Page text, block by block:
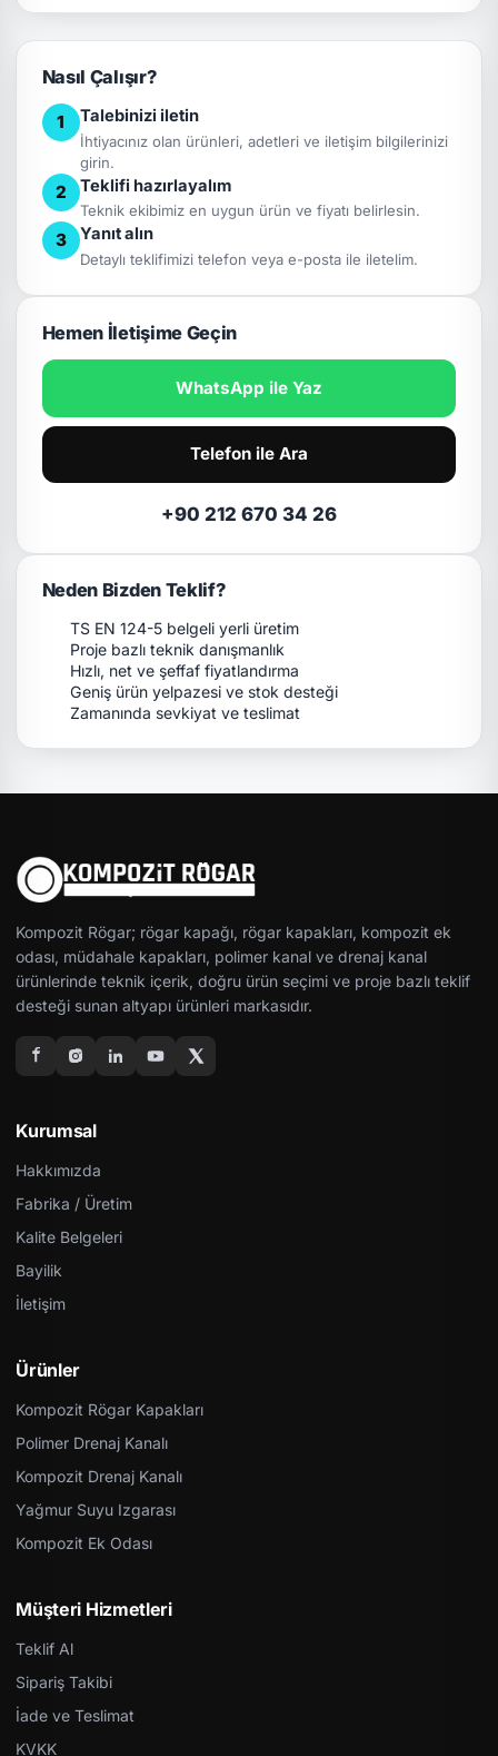
Nasıl Çalışır?
1 Talebinizi iletin
İhtiyacınız olan ürünleri, adetleri ve iletişim bilgilerinizi
girin.
2 Teklifi hazırlayalım
Teknik ekibimiz en uygun ürün ve fiyatı belirlesin.
3 Yanıt alın
Detaylı teklifimizi telefon veya e-posta ile iletelim.
Hemen İletişime Geçin
WhatsApp ile Yaz
Telefon ile Ara
+90 212 670 34 26
Neden Bizden Teklif?
TS EN 124-5 belgeli yerli üretim
Proje bazlı teknik danışmanlık
Hızlı, net ve şeffaf fiyatlandırma
Geniş ürün yelpazesi ve stok desteği
Zamanında sevkiyat ve teslimat
Kompozit Rögar; rögar kapağı, rögar kapakları, kompozit ek
odası, müdahale kapakları, polimer kanal ve drenaj kanal
ürünlerinde teknik içerik, doğru ürün seçimi ve proje bazlı teklif
desteği sunan altyapı ürünleri markasıdır.
Kurumsal
Hakkımızda
Fabrika / Üretim
Kalite Belgeleri
Bayilik
İletişim
Ürünler
Kompozit Rögar Kapakları
Polimer Drenaj Kanalı
Kompozit Drenaj Kanalı
Yağmur Suyu Izgarası
Kompozit Ek Odası
Müşteri Hizmetleri
Teklif Al
Sipariş Takibi
İade ve Teslimat
KVKK